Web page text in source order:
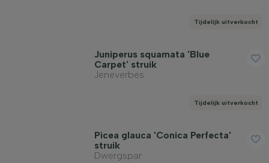
Tijdelijk uitverkocht
Juniperus squamata 'Blue
Carpet' struik
Jeneverbes
Tijdelijk uitverkocht
Picea glauca 'Conica Perfecta'
struik
Dwergspar